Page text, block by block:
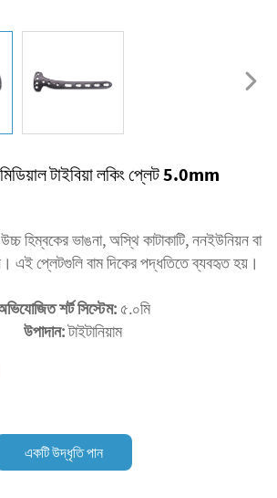
টাইবিয়া লকিং প্লেট 5.0mm
হিম্বকের ভাঙনা, অস্থি কাটাকাটি, ননইউনিয়ন বা
এই প্লেটগুলি বাম দিকের পদ্ধতিতে ব্যবহৃত হয়।
শর্ট সিস্টেম: ৫.০মি
উপাদান:টাইটানিয়াম
একটি উদ্ধৃতি পান